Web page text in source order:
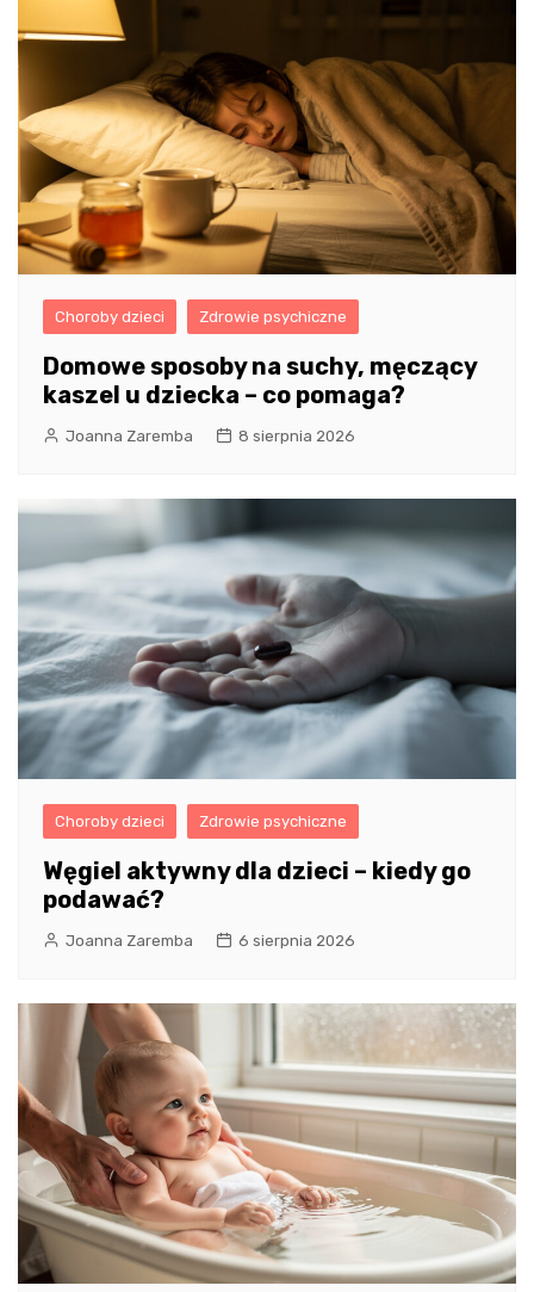
Choroby dzieci Zdrowie psychiczne
Domowe sposoby na suchy, męczący
kaszel u dziecka – co pomaga?
Joanna Zaremba 8 sierpnia 2026
Choroby dzieci Zdrowie psychiczne
Węgiel aktywny dla dzieci – kiedy go
podawać?
Joanna Zaremba 6 sierpnia 2026